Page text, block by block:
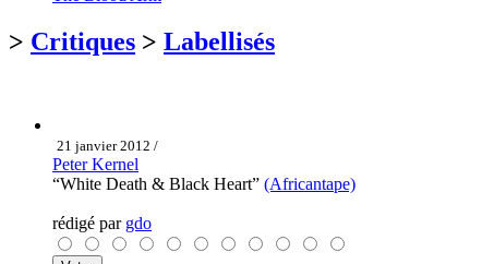
> Critiques > Labellisés
21 janvier 2012 /
Peter Kernel
“White Death & Black Heart” (Africantape)
rédigé par gdo